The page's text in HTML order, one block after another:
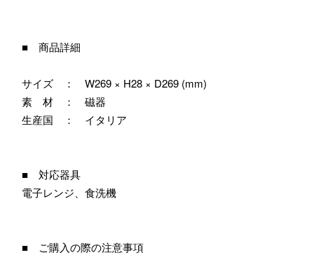
■ 商品詳細
サイズ ： W269 × H28 × D269 (mm)
素 材 ： 磁器
生産国 ： イタリア
■ 対応器具
電子レンジ、食洗機
■ ご購入の際の注意事項